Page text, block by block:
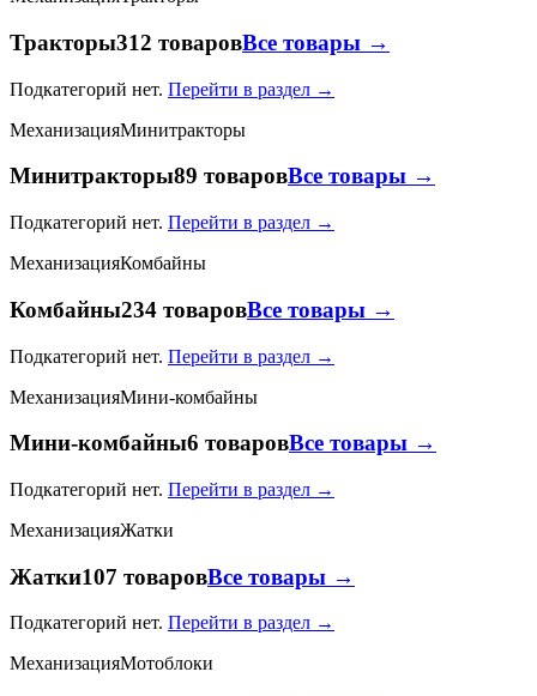
Тракторы312 товаровВсе товары →
Подкатегорий нет. Перейти в раздел →
МеханизацияМинитракторы
Минитракторы89 товаровВсе товары →
Подкатегорий нет. Перейти в раздел →
МеханизацияКомбайны
Комбайны234 товаровВсе товары →
Подкатегорий нет. Перейти в раздел →
МеханизацияМини-комбайны
Мини-комбайны6 товаровВсе товары →
Подкатегорий нет. Перейти в раздел →
МеханизацияЖатки
Жатки107 товаровВсе товары →
Подкатегорий нет. Перейти в раздел →
МеханизацияМотоблоки